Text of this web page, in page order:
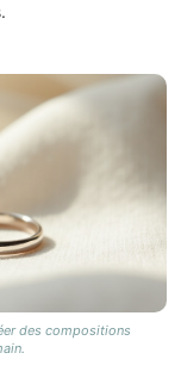
des compositions